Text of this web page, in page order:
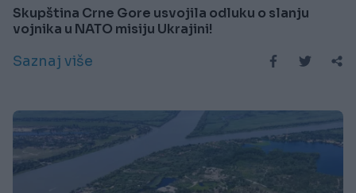
Skupština Crne Gore usvojila odluku o slanju
vojnika u NATO misiju Ukrajini!
Saznaj više